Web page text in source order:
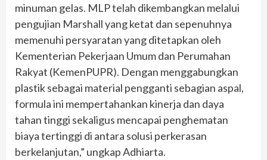
minuman gelas. MLP telah dikembangkan melalui
pengujian Marshall yang ketat dan sepenuhnya
memenuhi persyaratan yang ditetapkan oleh
Kementerian Pekerjaan Umum dan Perumahan
Rakyat (KemenPUPR). Dengan menggabungkan
plastik sebagai material pengganti sebagian aspal,
formula ini mempertahankan kinerja dan daya
tahan tinggi sekaligus mencapai penghematan
biaya tertinggi di antara solusi perkerasan
berkelanjutan,” ungkap Adhiarta.